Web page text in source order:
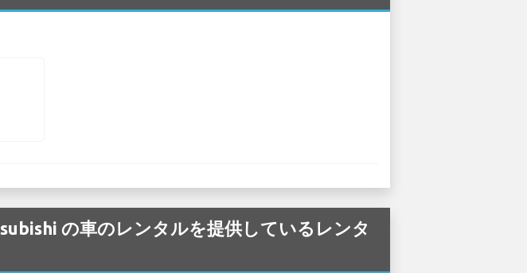
の車のレンタルを提供しているレンタ